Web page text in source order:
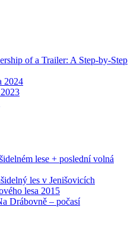
of a Trailer: A Step-by-Step
2024
lese + poslední volná
les v Jenišovicích
lesa 2015
Drábovně – počasí